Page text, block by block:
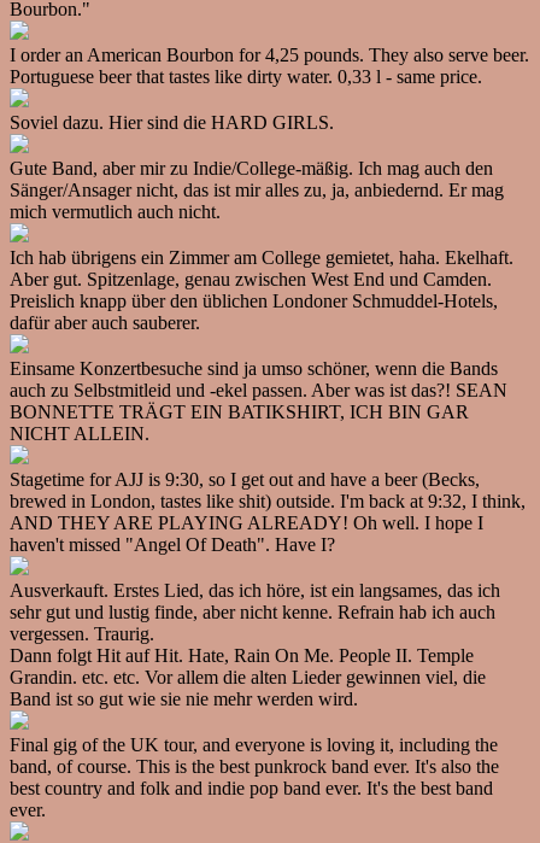
Bourbon."
I order an American Bourbon for 4,25 pounds. They also serve beer.
Portuguese beer that tastes like dirty water. 0,33 l - same price.
Soviel dazu. Hier sind die HARD GIRLS.
Gute Band, aber mir zu Indie/College-mäßig. Ich mag auch den
Sänger/Ansager nicht, das ist mir alles zu, ja, anbiedernd. Er mag
mich vermutlich auch nicht.
Ich hab übrigens ein Zimmer am College gemietet, haha. Ekelhaft.
Aber gut. Spitzenlage, genau zwischen West End und Camden.
Preislich knapp über den üblichen Londoner Schmuddel-Hotels,
dafür aber auch sauberer.
Einsame Konzertbesuche sind ja umso schöner, wenn die Bands
auch zu Selbstmitleid und -ekel passen. Aber was ist das?! SEAN
BONNETTE TRÄGT EIN BATIKSHIRT, ICH BIN GAR
NICHT ALLEIN.
Stagetime for AJJ is 9:30, so I get out and have a beer (Becks,
brewed in London, tastes like shit) outside. I'm back at 9:32, I think,
AND THEY ARE PLAYING ALREADY! Oh well. I hope I
haven't missed "Angel Of Death". Have I?
Ausverkauft. Erstes Lied, das ich höre, ist ein langsames, das ich
sehr gut und lustig finde, aber nicht kenne. Refrain hab ich auch
vergessen. Traurig.
Dann folgt Hit auf Hit. Hate, Rain On Me. People II. Temple
Grandin. etc. etc. Vor allem die alten Lieder gewinnen viel, die
Band ist so gut wie sie nie mehr werden wird.
Final gig of the UK tour, and everyone is loving it, including the
band, of course. This is the best punkrock band ever. It's also the
best country and folk and indie pop band ever. It's the best band
ever.